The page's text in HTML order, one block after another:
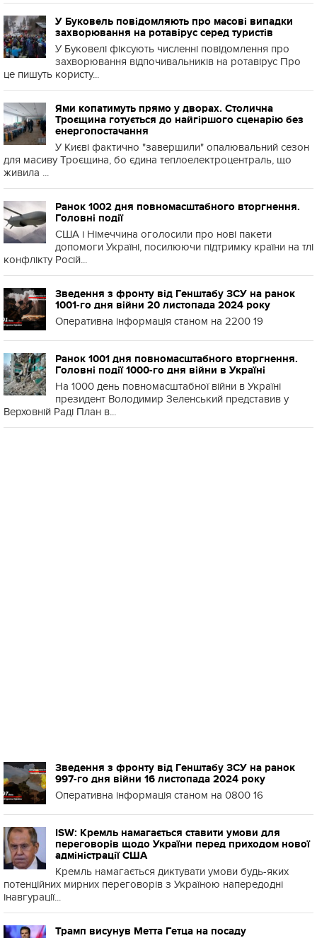
У Буковель повідомляють про масові випадки
захворювання на ротавірус серед туристів
У Буковелі фіксують численні повідомлення про
захворювання відпочивальників на ротавірус Про
це пишуть користу...
Ями копатимуть прямо у дворах. Столична
Троєщина готується до найгіршого сценарію без
енергопостачання
У Києві фактично "завершили" опалювальний сезон
для масиву Троєщина, бо єдина теплоелектроцентраль, що
живила ...
Ранок 1002 дня повномасштабного вторгнення.
Головні події
США і Німеччина оголосили про нові пакети
допомоги Україні, посилюючи підтримку країни на тлі
конфлікту Росій...
Зведення з фронту від Генштабу ЗСУ на ранок
1001-го дня війни 20 листопада 2024 року
Оперативна інформація станом на 2200 19
Ранок 1001 дня повномасштабного вторгнення.
Головні події 1000-го дня війни в Україні
На 1000 день повномасштабної війни в Україні
президент Володимир Зеленський представив у
Верховній Раді План в...
Зведення з фронту від Генштабу ЗСУ на ранок
997-го дня війни 16 листопада 2024 року
Оперативна інформація станом на 0800 16
ISW: Кремль намагається ставити умови для
переговорів щодо України перед приходом нової
адміністрації США
Кремль намагається диктувати умови будь-яких
потенційних мирних переговорів з Україною напередодні
інавгурації...
Трамп висунув Метта Гетца на посаду